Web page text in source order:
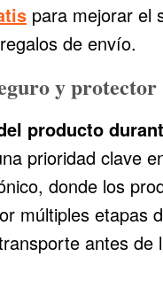
para mejorar el
de envío.
y protector
producto
prioridad clave
donde los
múltiples etapas
antes de